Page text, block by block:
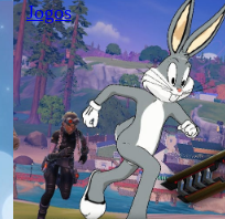
Jogos